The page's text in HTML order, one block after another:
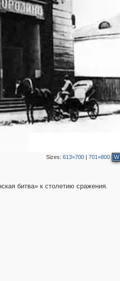
Sizes:613×700 |701×800 W
битва» к столетию сражения.